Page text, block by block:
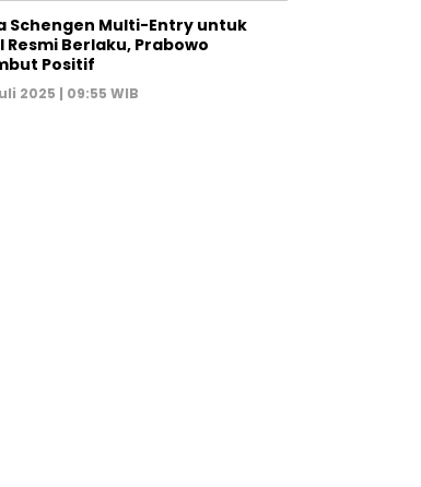
Schengen Multi-Entry untuk
Resmi Berlaku, Prabowo
Positif
2025 | 09:55 WIB